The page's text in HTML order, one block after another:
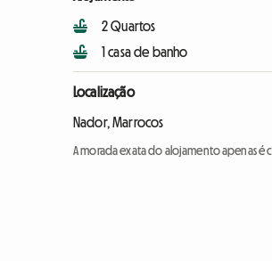
2 Quartos
1 casa de banho
Localização
Nador, Marrocos
A morada exata do alojamento apenas é